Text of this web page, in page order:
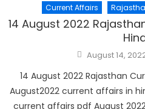
Current Affairs
14 August 2022
Posted
on
August 14,
14 August 2022 Rajasthan
August2022 current affairs in
current affairs pdf August